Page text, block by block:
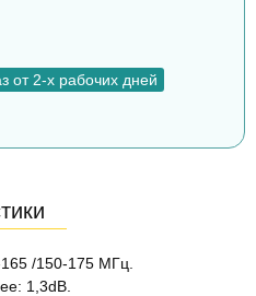
от 2-х рабочих дней
/150-175 МГц.
1,3dB.